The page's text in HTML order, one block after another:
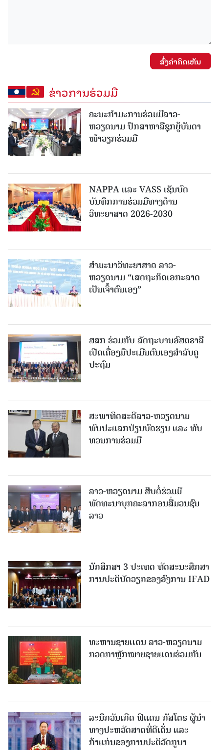
ສົ່ງຄໍາຄິດເຫັນ
ຂ່າວການຮ່ວມມື
ຄະນະກໍາມະການຮ່ວມມືລາວ-
ຫວຽດນາມ ປຶກສາຫາລືຊຸກຍູ້ບັນດາ
ໜ້າວຽກຮ່ວມມື
NAPPA ແລະ VASS ເຊັນບົດ
ບັນທຶກການຮ່ວມມືທາງດ້ານ
ວິທະຍາສາດ 2026-2030
ສຳມະນາວິທະຍາສາດ ລາວ-
ຫວຽດນາມ “ເສດຖະກິດເອກະລາດ
ເປັນເຈົ້າຕົນເອງ”
ສສກ ຮ່ວມກັບ ລັດຖະບານອົສຕຣາລີ
ເປີດເຄື່ອງມືປະເມີນຕົນເອງສຳລັບຄູ
ປະຖົມ
ສະພາທິດສະດີລາວ-ຫວຽດນາມ
ພົບປະແລກປ່ຽນບົດຮຽນ ແລະ ທົບ
ທວນການຮ່ວມມື
ລາວ-ຫວຽດ​ນາມ ສືບ​ຕໍ່​ຮ່ວມ​ມື
ພັດທະນາບຸກຄະລາກອນສື່ມວນຊົນ
ລາວ
ນັກສຶກສາ 3 ປະເທດ ທັດ​ສະ​ນະ​ສຶກ​ສາ
ການປະຕິບັດວຽກຂອງອົງການ IFAD
ທະຫານຊາຍເເດນ ລາວ-ຫວຽດນາມ
ກວດກາຫຼັກໝາຍຊາຍແດນຮ່ວມກັນ
ລະນຶກວັນເກີດ ຟິແດນ ກັສໂຕຣ ຜູ້ນຳ
ທາງປະຫວັດສາດທີ່ດີເດັ່ນ ແລະ
ກ້າແກ່ນຂອງການປະຕິວັດກູບາ